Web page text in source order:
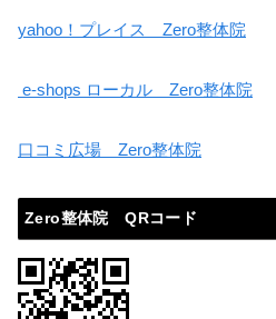
yahoo！プレイス Zero整体院
e-shops ローカル Zero整体院
口コミ広場 Zero整体院
Zero整体院 QRコード